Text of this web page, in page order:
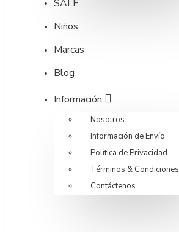
SALE
Niños
Marcas
Blog
Información
Nosotros
Información de Envío
Política de Privacidad
Términos & Condiciones
Contáctenos